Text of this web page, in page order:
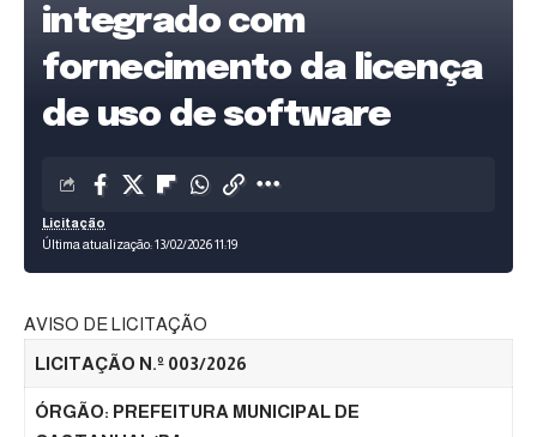
integrado com
fornecimento da licença
de uso de software
Última atualização: 13/02/2026 11:19
Licitação
AVISO DE LICITAÇÃO
LICITAÇÃO N.º 003/2026
ÓRGÃO: PREFEITURA MUNICIPAL DE